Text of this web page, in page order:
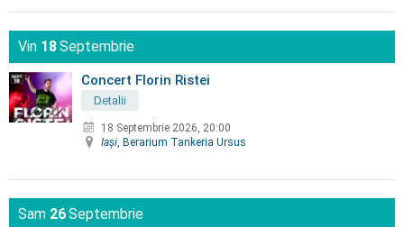
Vin 18Septembrie
Concert Florin Ristei
Detalii
18 Septembrie 2026, 20:00
Iaşi , Berarium Tankeria Ursus
Sam 26Septembrie